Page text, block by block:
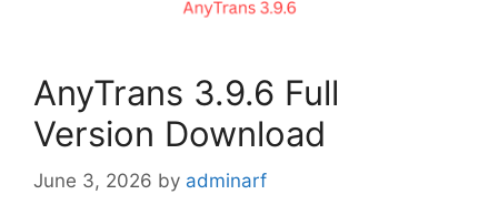
AnyTrans 3.9.6 Full
Version Download
June 3, 2026 by adminarf